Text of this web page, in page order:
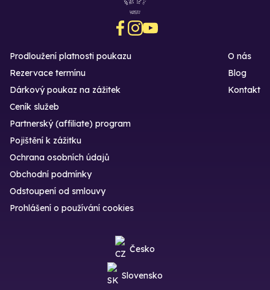
Prodloužení platnosti poukazu
Rezervace termínu
Dárkový poukaz na zážitek
O nás
Blog
Kontakt
Ceník služeb
Partnerský (affiliate) program
Pojištění k zážitku
Ochrana osobních údajů
Obchodní podmínky
Odstoupení od smlouvy
Prohlášení o používání cookies
Česko
Slovensko